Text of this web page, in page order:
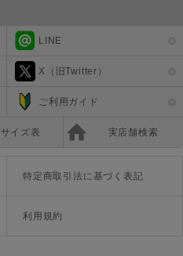
LINE
X（旧Twitter）
ご利用ガイド
サイズ表 実店舗検索
特定商取引法に基づく表記
利用規約